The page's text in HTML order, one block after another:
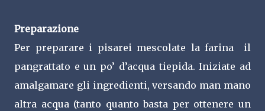
Preparazione
Per preparare i pisarei mescolate la farina il
pangrattato e un po’ d’acqua tiepida. Iniziate ad
amalgamare gli ingredienti, versando man mano
altra acqua (tanto quanto basta per ottenere un